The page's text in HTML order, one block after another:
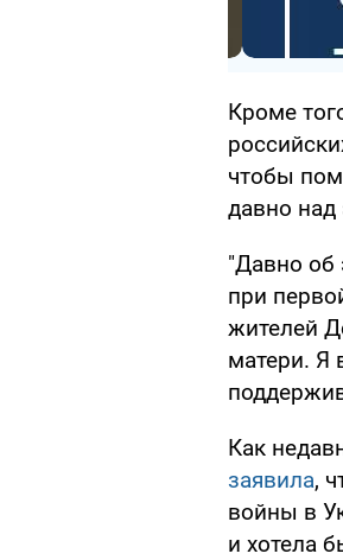
Кроме
чтобы
давно над
"Давно об
при
жителей
матери. Я
Как
заявила,
войны в
и хотела